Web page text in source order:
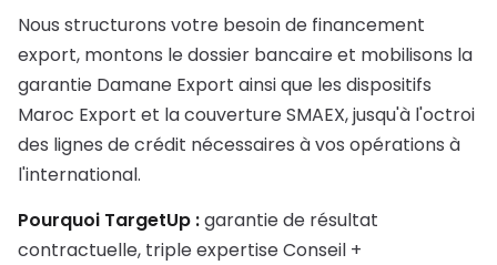
Nous structurons votre besoin de financement
export, montons le dossier bancaire et mobilisons la
garantie Damane Export ainsi que les dispositifs
Maroc Export et la couverture SMAEX, jusqu'à l'octroi
des lignes de crédit nécessaires à vos opérations à
l'international.
Pourquoi TargetUp :garantie de résultat
contractuelle, triple expertise Conseil +